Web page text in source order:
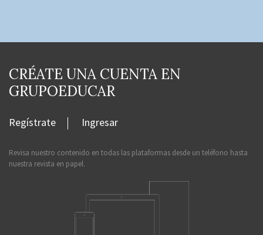
CRÉATE UNA CUENTA EN
GRUPOEDUCAR
Regístrate Ingresar
Revisa nuestro contenido en todas las plataformas desde un teléfono hasta
nuestra revista en papel.